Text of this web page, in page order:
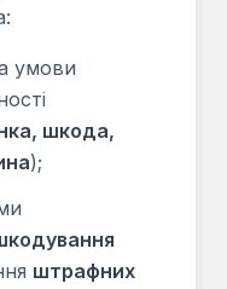
умови
шкода,
);
штрафних